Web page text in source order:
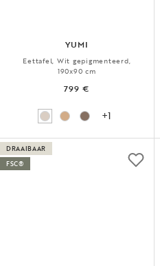
YUMI
Eettafel, Wit gepigmenteerd,
190x90 cm
799 €
+1
DRAAIBAAR
FSC®